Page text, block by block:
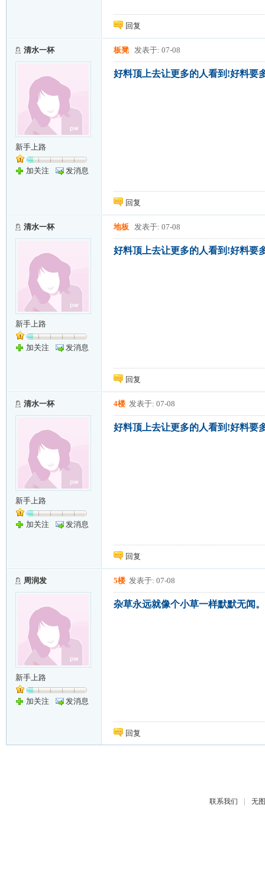
回复
清水一杯
新手上路
加关注 发消息
板凳 发表于: 07-08
好料顶上去让更多的人看到!好料要
回复
清水一杯
新手上路
加关注 发消息
地板 发表于: 07-08
好料顶上去让更多的人看到!好料要
回复
清水一杯
新手上路
加关注 发消息
4楼 发表于: 07-08
好料顶上去让更多的人看到!好料要
回复
周润发
新手上路
加关注 发消息
5楼 发表于: 07-08
杂草永远就像个小草一样默默无闻
回复
联系我们 | 无